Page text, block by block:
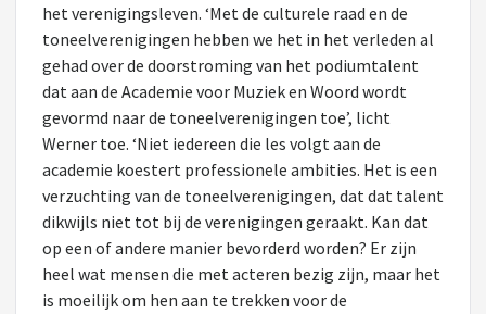
het verenigingsleven. ‘Met de culturele raad en de
toneelverenigingen hebben we het in het verleden al
gehad over de doorstroming van het podiumtalent
dat aan de Academie voor Muziek en Woord wordt
gevormd naar de toneelverenigingen toe’, licht
Werner toe. ‘Niet iedereen die les volgt aan de
academie koestert professionele ambities. Het is een
verzuchting van de toneelverenigingen, dat dat talent
dikwijls niet tot bij de verenigingen geraakt. Kan dat
op een of andere manier bevorderd worden? Er zijn
heel wat mensen die met acteren bezig zijn, maar het
is moeilijk om hen aan te trekken voor de